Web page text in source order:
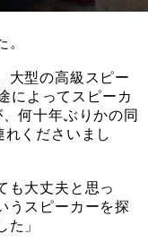
大型の高級スピー
によってスピーカ
何十年ぶりかの同
くださいまし
も大丈夫と思っ
うスピーカーを探
た」